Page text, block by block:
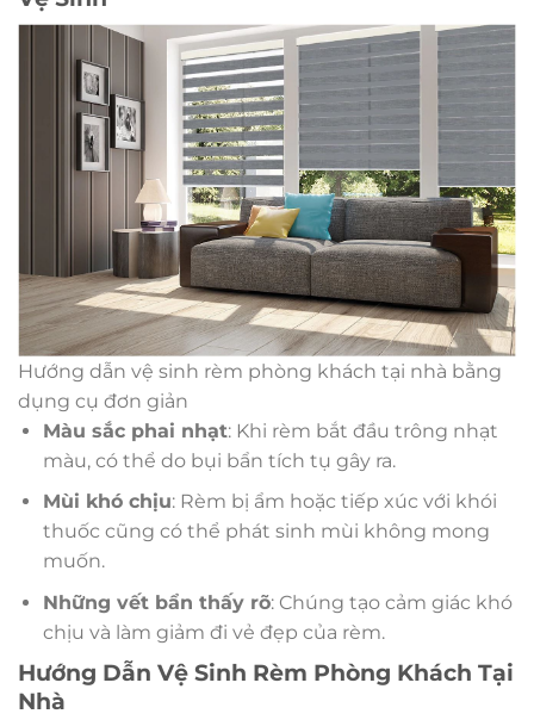
Hướng dẫn vệ sinh rèm phòng khách tại nhà bằng
dụng cụ đơn giản
Màu sắc phai nhạt: Khi rèm bắt đầu trông nhạt
màu, có thể do bụi bẩn tích tụ gây ra.
Mùi khó chịu: Rèm bị ẩm hoặc tiếp xúc với khói
thuốc cũng có thể phát sinh mùi không mong
muốn.
Những vết bẩn thấy rõ: Chúng tạo cảm giác khó
chịu và làm giảm đi vẻ đẹp của rèm.
Hướng Dẫn Vệ Sinh Rèm Phòng Khách Tại
Nhà